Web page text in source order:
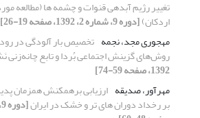
تغییر رژیم آبدهی قنوات و چشمه ها (مطالعه
اردکان)[دوره 9، شماره 2، 1392، صفحه 19-26]
مهجوری مجد، نجمه تخصیص بار آلودگی در
روش‌های گزینش اجتماعی بُردا و تابع چانه‌زنی
1392، صفحه 59-74]
مهرآور، صدیقه
بر رخداد دوران های تر و خشک در ایران